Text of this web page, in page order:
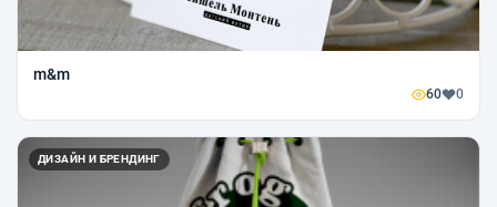
m&m
60 0
ДИЗАЙН И БРЕНДИНГ